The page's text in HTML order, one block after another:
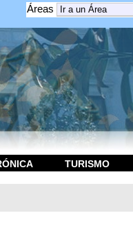
Áreas
TURISMO